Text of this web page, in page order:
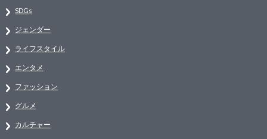
SDGs
ジェンダー
ライフスタイル
エンタメ
ファッション
グルメ
カルチャー